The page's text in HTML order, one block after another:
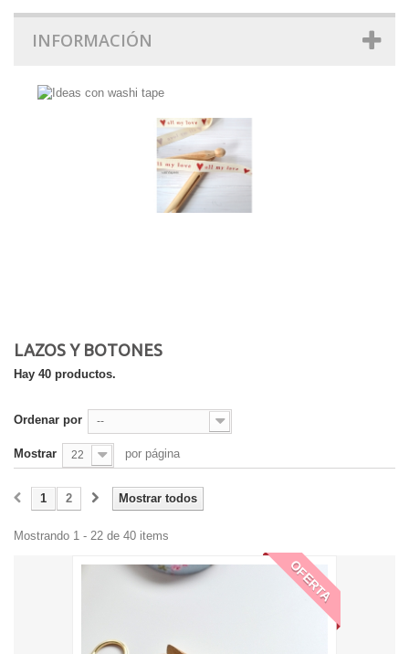
INFORMACIÓN
LAZOS Y BOTONES
Hay 40 productos.
Ordenar por --
Mostrar 22 por página
Mostrar todos
1 2
Mostrando 1 - 22 de 40 items
OFERTA